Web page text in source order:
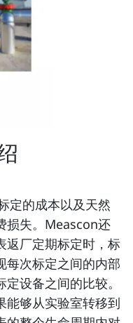
定的成本以及天然
损失。Meascon还
返厂定期标定时，标
每次标定之间的内部
设备之间的比较。
能够从实验室转移到